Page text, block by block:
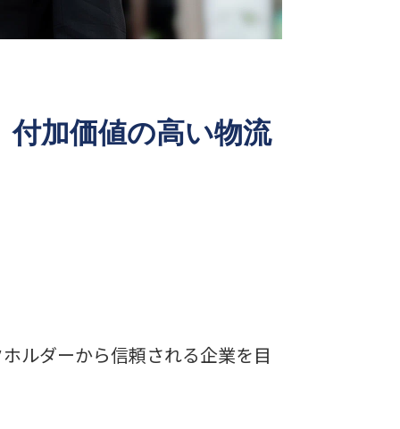
加価値の高い物流
ルダーから信頼される企業を目